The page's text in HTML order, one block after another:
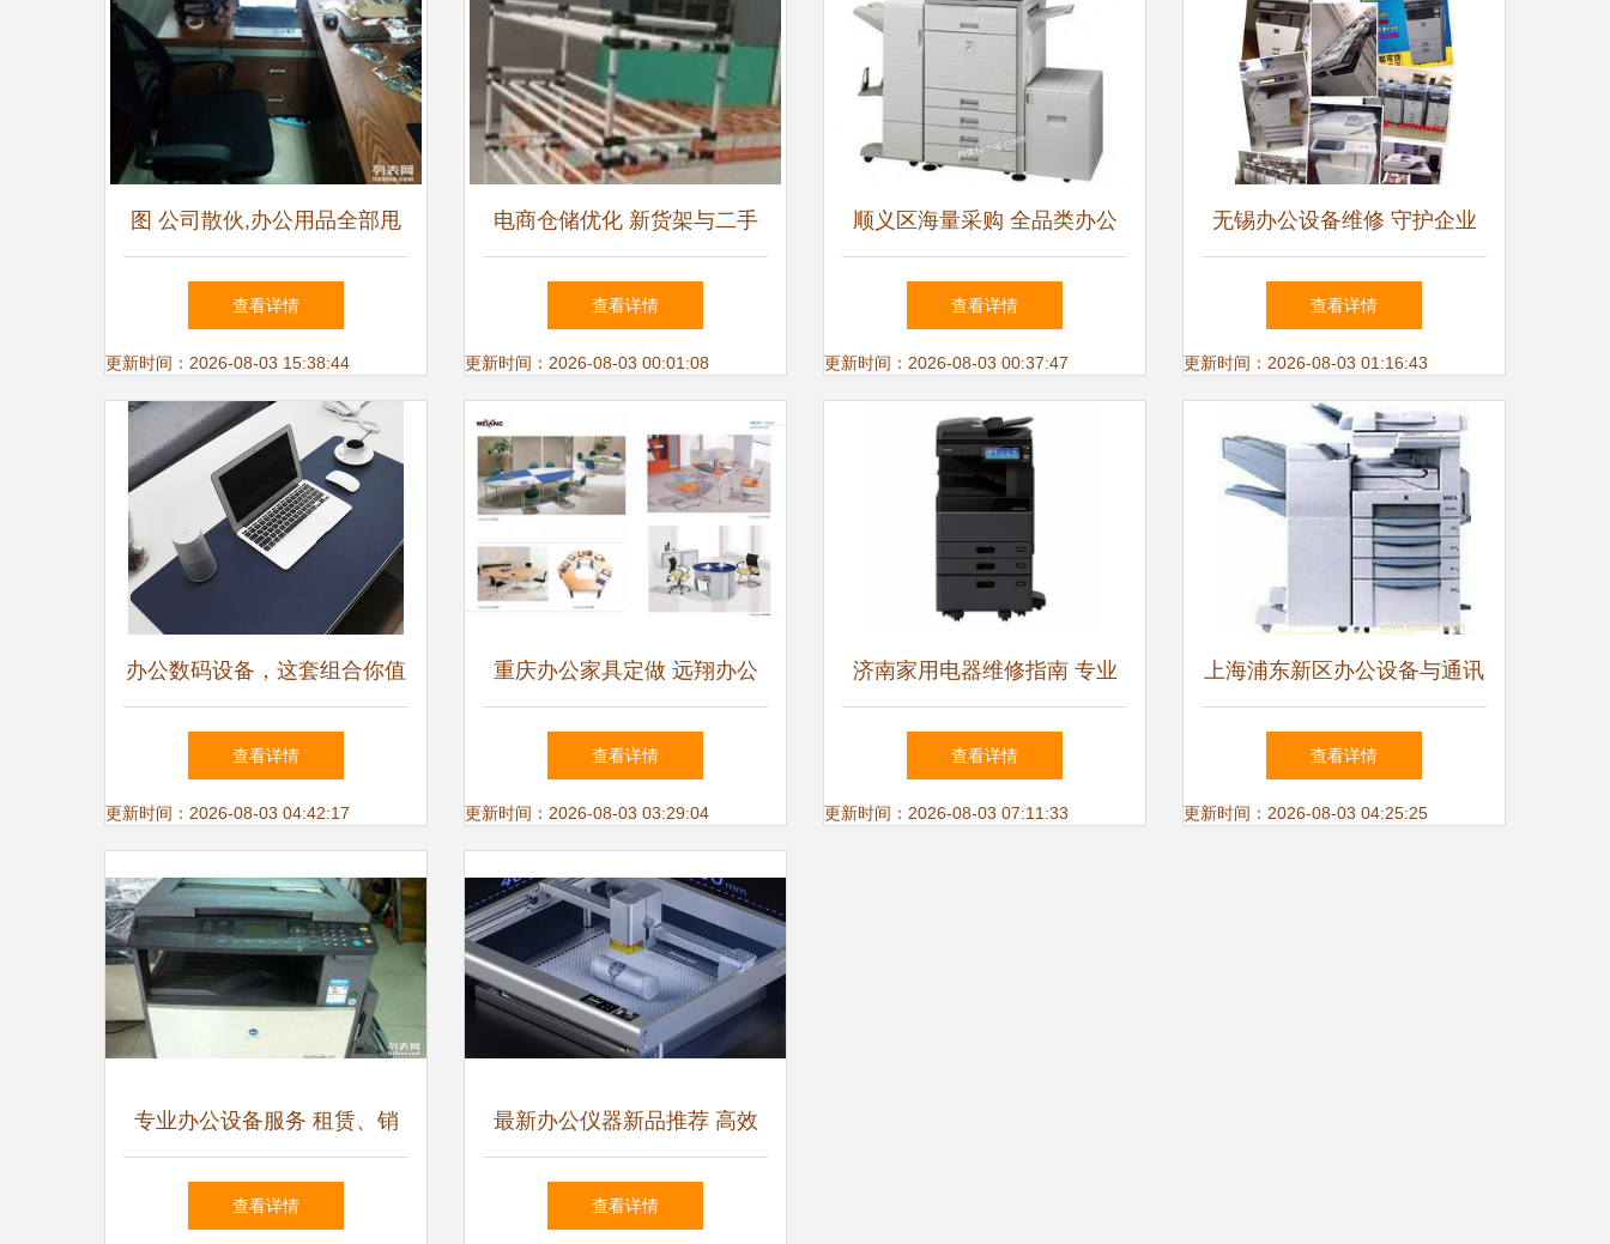
图 公司散伙,办公用品全部甩
卖4500 深圳办公用品
查看详情
更新时间：2026-08-03 15:38:44
电商仓储优化 新货架与二手
选择，兼顾办公与电器存储
查看详情
更新时间：2026-08-03 00:01:08
顺义区海量采购 全品类办公
与通讯设备需求公告
查看详情
更新时间：2026-08-03 00:37:47
无锡办公设备维修 守护企业
高效运转的隐形守护者
查看详情
更新时间：2026-08-03 01:16:43
办公数码设备，这套组合你值
得拥有！通讯设备篇
查看详情
更新时间：2026-08-03 04:42:17
重庆办公家具定做 远翔办公
设备打造高端办公与酒店家具
新标杆
查看详情
更新时间：2026-08-03 03:29:04
济南家用电器维修指南 专业
服务让居家生活更便捷
查看详情
更新时间：2026-08-03 07:11:33
上海浦东新区办公设备与通讯
设备专卖指南
查看详情
更新时间：2026-08-03 04:25:25
专业办公设备服务 租赁、销
售与维修一体化解决方案
查看详情
最新办公仪器新品推荐 高效
升级，什么办公设备值得买？
查看详情